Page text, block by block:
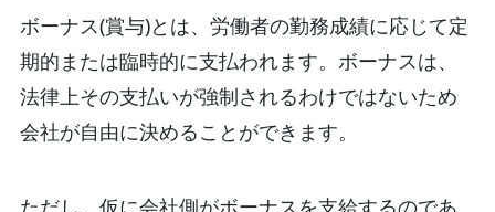
ボーナス(賞与)とは、労働者の勤務成績に応じて定
期的または臨時的に支払われます。ボーナスは、
法律上その支払いが強制されるわけではないため
会社が自由に決めることができます。